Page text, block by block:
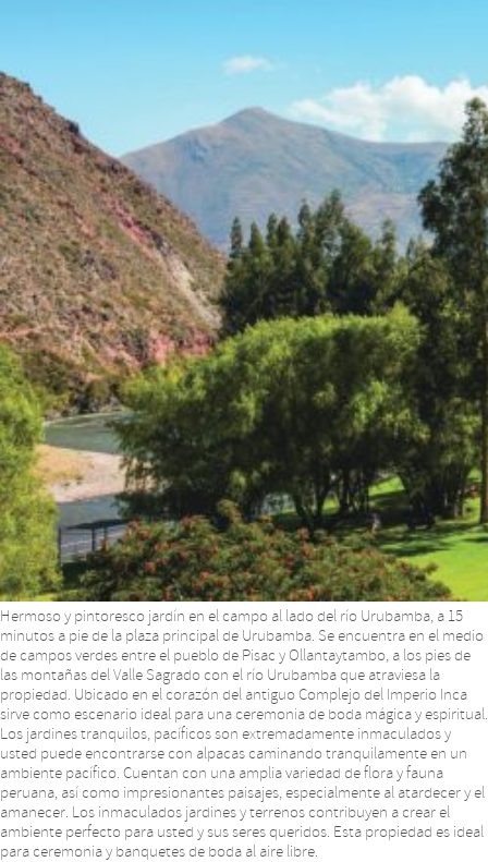
Hermoso y pintoresco jardín en el campo al lado del río Urubamba, a 15
minutos a pie de la plaza principal de Urubamba. Se encuentra en el medio
de campos verdes entre el pueblo de Pisac y Ollantaytambo, a los pies de
las montañas del Valle Sagrado con el río Urubamba que atraviesa la
propiedad. Ubicado en el corazón del antiguo Complejo del Imperio Inca
sirve como escenario ideal para una ceremonia de boda mágica y espiritual.
Los jardines tranquilos, pacíficos son extremadamente inmaculados y
usted puede encontrarse con alpacas caminando tranquilamente en un
ambiente pacífico. Cuentan con una amplia variedad de flora y fauna
peruana, así como impresionantes paisajes, especialmente al atardecer y el
amanecer. Los inmaculados jardines y terrenos contribuyen a crear el
ambiente perfecto para usted y sus seres queridos. Esta propiedad es ideal
para ceremonia y banquetes de boda al aire libre.